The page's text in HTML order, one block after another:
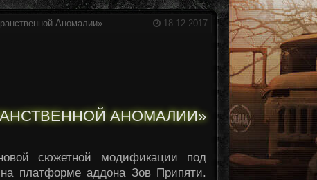
18.12.2017
Аномалии»
АНОМАЛИИ»
сюжетной модификации под
на платформе аддона Зов Припяти.